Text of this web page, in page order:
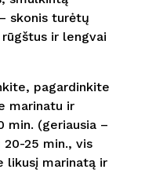
skonis turėtų
ir lengvai
pagardinkite
marinatu ir
min. (geriausia –
25 min., vis
likusį marinatą ir